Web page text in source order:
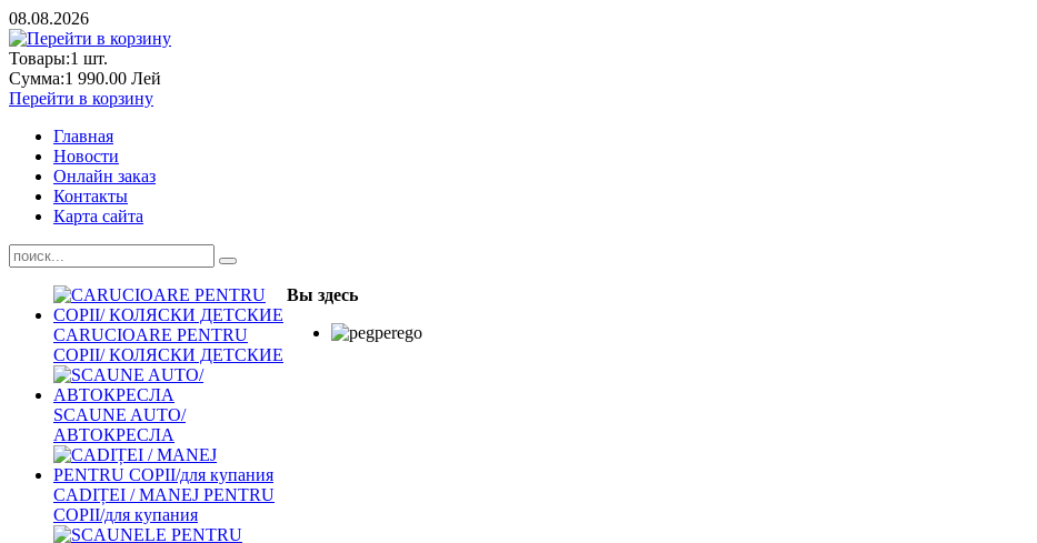
08.08.2026
Товары:1 шт.
Сумма:1 990.00 Лей
Перейти в корзину
Главная
Новости
Онлайн заказ
Контакты
Карта сайта
Вы здесь
CARUCIOARE PENTRU
COPII/ КОЛЯСКИ ДЕТСКИЕ
SCAUNE AUTO/
АВТОКРЕСЛА
CADIȚEI / MANEJ PENTRU
COPII/для купания